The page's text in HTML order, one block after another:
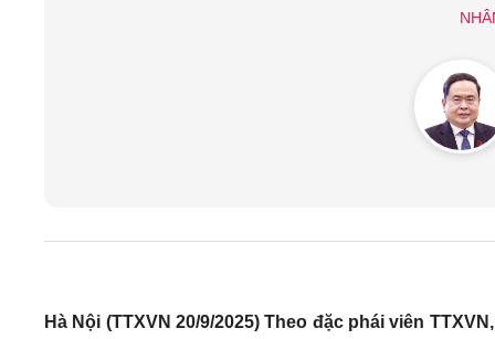
Hà Nội (TTXVN 20/9/2025) Theo đặc phái viên